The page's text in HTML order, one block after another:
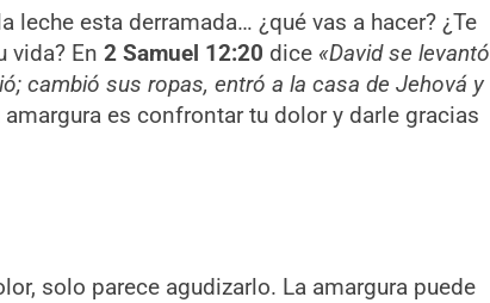
leche esta derramada… ¿qué vas a hacer? ¿Te
vida? En 2 Samuel 12:20 dice «David se levantó
cambió sus ropas, entró a la casa de Jehová y
es confrontar tu dolor y darle gracias
solo parece agudizarlo. La amargura puede